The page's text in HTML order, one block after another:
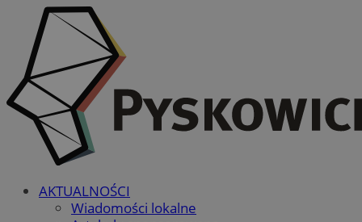
AKTUALNOŚCI
Wiadomości lokalne